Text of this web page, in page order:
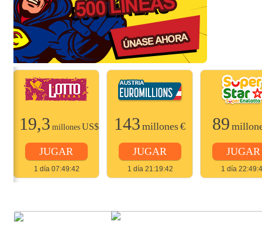
19,3 millones US$
JUGAR
1 día 07:49:42
143 millones€
JUGAR
1 día 21:19:42
89
JUGAR
1 día